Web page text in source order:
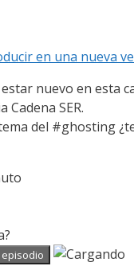
en una nueva
nuevo en esta
Cadena SER.
del #ghosting